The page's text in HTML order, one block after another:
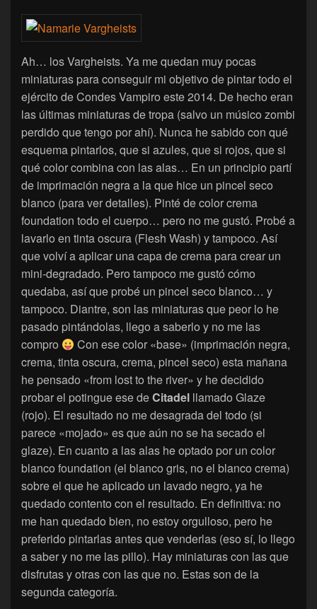
Ah… los Vargheists. Ya me quedan muy pocas
miniaturas para conseguir mi objetivo de pintar todo el
ejército de Condes Vampiro este 2014. De hecho eran
las últimas miniaturas de tropa (salvo un músico zombi
perdido que tengo por ahí). Nunca he sabido con qué
esquema pintarlos, que si azules, que si rojos, que si
qué color combina con las alas… En un principio partí
de imprimación negra a la que hice un pincel seco
blanco (para ver detalles). Pinté de color crema
foundation todo el cuerpo… pero no me gustó. Probé a
lavarlo en tinta oscura (Flesh Wash) y tampoco. Así
que volví a aplicar una capa de crema para crear un
mini-degradado. Pero tampoco me gustó cómo
quedaba, así que probé un pincel seco blanco… y
tampoco. Diantre, son las miniaturas que peor lo he
pasado pintándolas, llego a saberlo y no me las
compro
Con ese color «base» (imprimación negra,
crema, tinta oscura, crema, pincel seco) esta mañana
he pensado «from lost to the river» y he decidido
probar el potingue ese deCitadel llamado Glaze
(rojo). El resultado no me desagrada del todo (si
parece «mojado» es que aún no se ha secado el
glaze). En cuanto a las alas he optado por un color
blanco foundation (el blanco gris, no el blanco crema)
sobre el que he aplicado un lavado negro, ya he
quedado contento con el resultado. En definitiva: no
me han quedado bien, no estoy orgulloso, pero he
preferido pintarlas antes que venderlas (eso sí, lo llego
a saber y no me las pillo). Hay miniaturas con las que
disfrutas y otras con las que no. Estas son de la
segunda categoría.